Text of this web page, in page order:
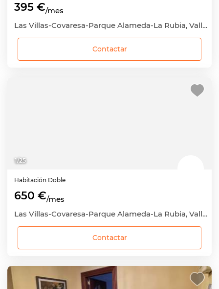
395 €/mes
Las Villas-Covaresa-Parque Alameda-La Rubia, Valladolid Capital, Valladolid
Contactar
1/25
Habitación Doble
650 €/mes
Las Villas-Covaresa-Parque Alameda-La Rubia, Valladolid Capital, Valladolid
Contactar